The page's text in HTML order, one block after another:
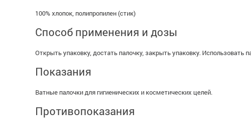
100% хлопок, полипропилен (стик)
Способ применения и дозы
Открыть упаковку, достать палочку, закрыть упаковку. Использовать
Показания
Ватные палочки для гигиенических и косметических целей.
Противопоказания